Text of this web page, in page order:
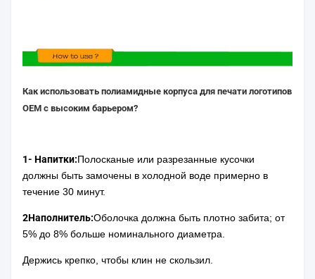
Как использовать полиамидные корпуса для печати логотипов
OEM с высоким барьером?
1- Напитки:Полосканые или разрезанные кусочки
должны быть замочены в холодной воде примерно в
течение 30 минут.
2Наполнитель:Оболочка должна быть плотно забита; от
5% до 8% больше номинального диаметра.
Держись крепко, чтобы клин не скользил.